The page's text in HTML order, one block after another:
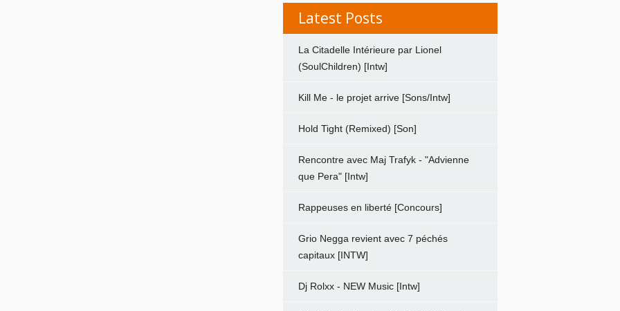
Latest Posts
La Citadelle Intérieure par Lionel
(SoulChildren) [Intw]
Kill Me - le projet arrive [Sons/Intw]
Hold Tight (Remixed) [Son]
Rencontre avec Maj Trafyk - "Advienne
que Pera" [Intw]
Rappeuses en liberté [Concours]
Grio Negga revient avec 7 péchés
capitaux [INTW]
Dj Rolxx - NEW Music [Intw]